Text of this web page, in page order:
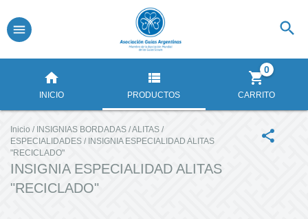
INICIO PRODUCTOS CARRITO
0
Inicio / INSIGNIAS BORDADAS /ALITAS /
ESPECIALIDADES / INSIGNIA ESPECIALIDAD ALITAS
"RECICLADO"
INSIGNIA ESPECIALIDAD ALITAS
"RECICLADO"